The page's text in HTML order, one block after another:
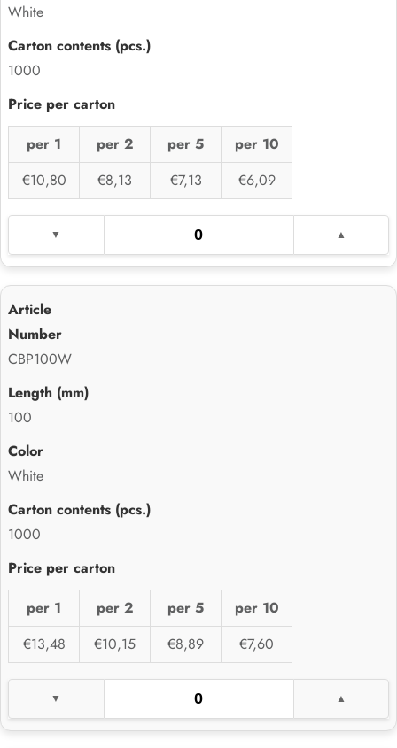
White
1000
per 1 per 2 per 5
per 10
€10,80
€8,13 €7,13 €6,09
CBP100W
100
White
1000
per 1 per 2 per 5
per 10
€13,48
€10,15 €8,89 €7,60